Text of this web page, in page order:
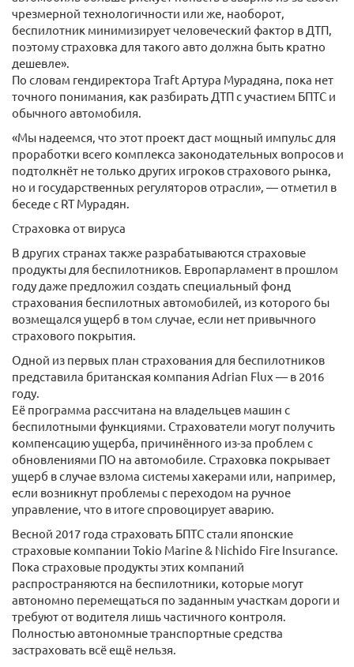
чрезмерной технологичности или же, наоборот,
беспилотник минимизирует человеческий фактор в ДТП,
поэтому страховка для такого авто должна быть кратно
дешевле».
По словам гендиректора Traft Артура Мурадяна, пока нет
точного понимания, как разбирать ДТП с участием БПТС и
обычного автомобиля.
«Мы надеемся, что этот проект даст мощный импульс для
проработки всего комплекса законодательных вопросов и
подтолкнёт не только других игроков страхового рынка,
но и государственных регуляторов отрасли», — отметил в
беседе с RT Мурадян.
Страховка от вируса
В других странах также разрабатываются страховые
продукты для беспилотников. Европарламент в прошлом
году даже предложил создать специальный фонд
страхования беспилотных автомобилей, из которого бы
возмещался ущерб в том случае, если нет привычного
страхового покрытия.
Одной из первых план страхования для беспилотников
представила британская компания Adrian Flux — в 2016
году.
Её программа рассчитана на владельцев машин с
беспилотными функциями. Страхователи могут получить
компенсацию ущерба, причинённого из-за проблем с
обновлениями ПО на автомобиле. Страховка покрывает
ущерб в случае взлома системы хакерами или, например,
если возникнут проблемы с переходом на ручное
управление, что в итоге спровоцирует аварию.
Весной 2017 года страховать БПТС стали японские
страховые компании Tokio Marine & Nichido Fire Insurance.
Пока страховые продукты этих компаний
распространяются на беспилотники, которые могут
автономно перемещаться по заданным участкам дороги и
требуют от водителя лишь частичного контроля.
Полностью автономные транспортные средства
застраховать всё ещё нельзя.